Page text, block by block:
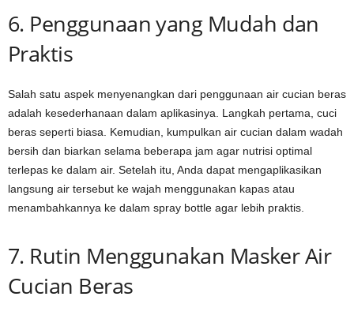
6. Penggunaan yang Mudah dan
Praktis
Salah satu aspek menyenangkan dari penggunaan air cucian beras
adalah kesederhanaan dalam aplikasinya. Langkah pertama, cuci
beras seperti biasa. Kemudian, kumpulkan air cucian dalam wadah
bersih dan biarkan selama beberapa jam agar nutrisi optimal
terlepas ke dalam air. Setelah itu, Anda dapat mengaplikasikan
langsung air tersebut ke wajah menggunakan kapas atau
menambahkannya ke dalam spray bottle agar lebih praktis.
7. Rutin Menggunakan Masker Air
Cucian Beras